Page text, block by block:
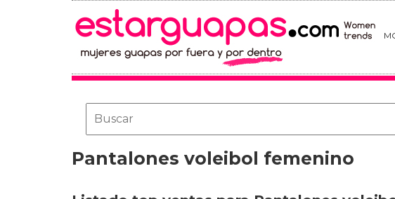
Pantalones voleibol femenino